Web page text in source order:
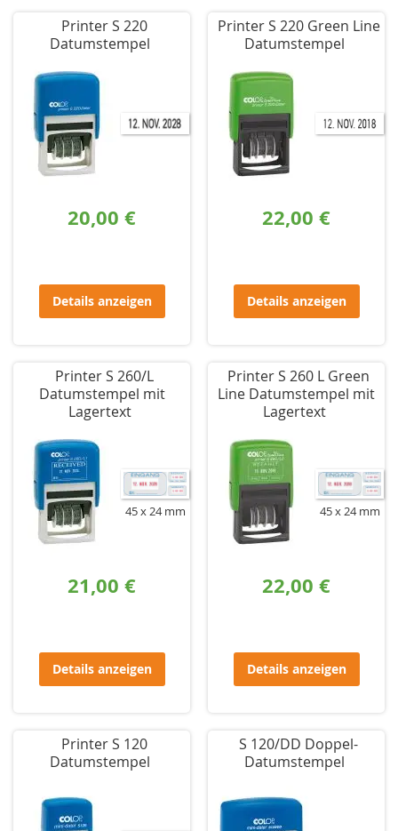
Printer S 220
Datumstempel
20,00 €
Details anzeigen
Printer S 220 Green Line
Datumstempel
22,00 €
Details anzeigen
Printer S 260/L
Datumstempel mit
Lagertext
45 x 24 mm
21,00 €
Details anzeigen
Printer S 260 L Green
Line Datumstempel mit
Lagertext
45 x 24 mm
22,00 €
Details anzeigen
Printer S 120
Datumstempel
S 120/DD Doppel-
Datumstempel